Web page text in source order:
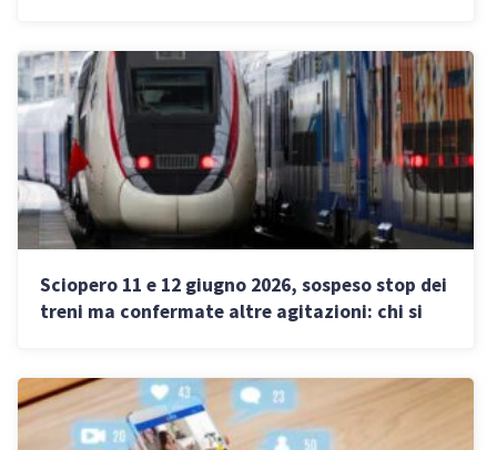
Sciopero 11 e 12 giugno 2026, sospeso stop dei
treni ma confermate altre agitazioni: chi si